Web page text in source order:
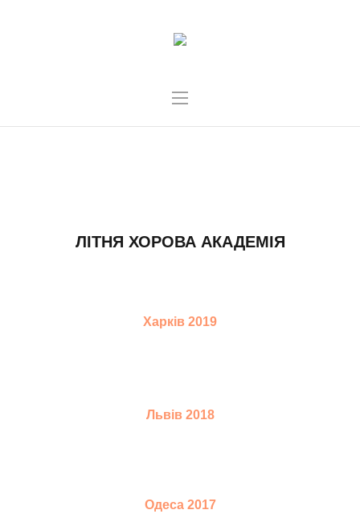
ЛІТНЯ ХОРОВА АКАДЕМІЯ
Харків 2019
Львів 2018
Одеса 2017